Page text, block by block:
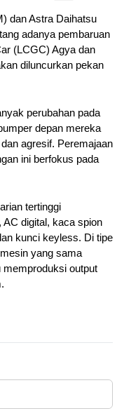
dan Astra Daihatsu
adanya pembaruan
(LCGC) Agya dan
diluncurkan pekan
perubahan pada
depan mereka
agresif. Peremajaan
ini berfokus pada
tertinggi
digital, kaca spion
kunci keyless. Di tipe
yang sama
memproduksi output